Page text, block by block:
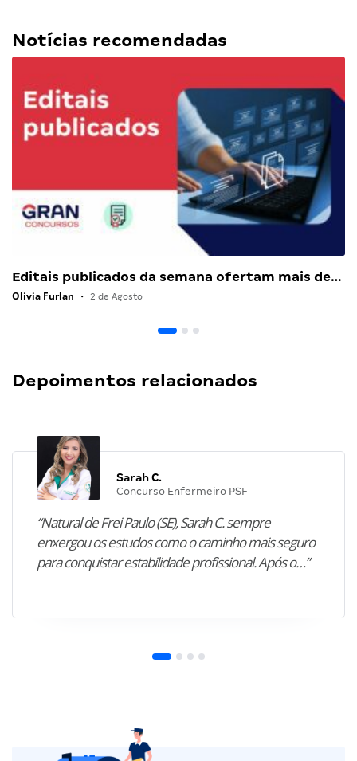
Notícias recomendadas
Editais publicados da semana ofertam mais de…
Olivia Furlan • 2 de Agosto
Depoimentos relacionados
Sarah C.
Concurso Enfermeiro PSF
“Natural de Frei Paulo (SE), Sarah C. sempre
enxergou os estudos como o caminho mais seguro
para conquistar estabilidade profissional. Após o…”